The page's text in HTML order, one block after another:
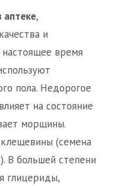
аптеке,
и
время
пола. Недорогое
на состояние
морщины.
(семена
В большей степени
глицериды,